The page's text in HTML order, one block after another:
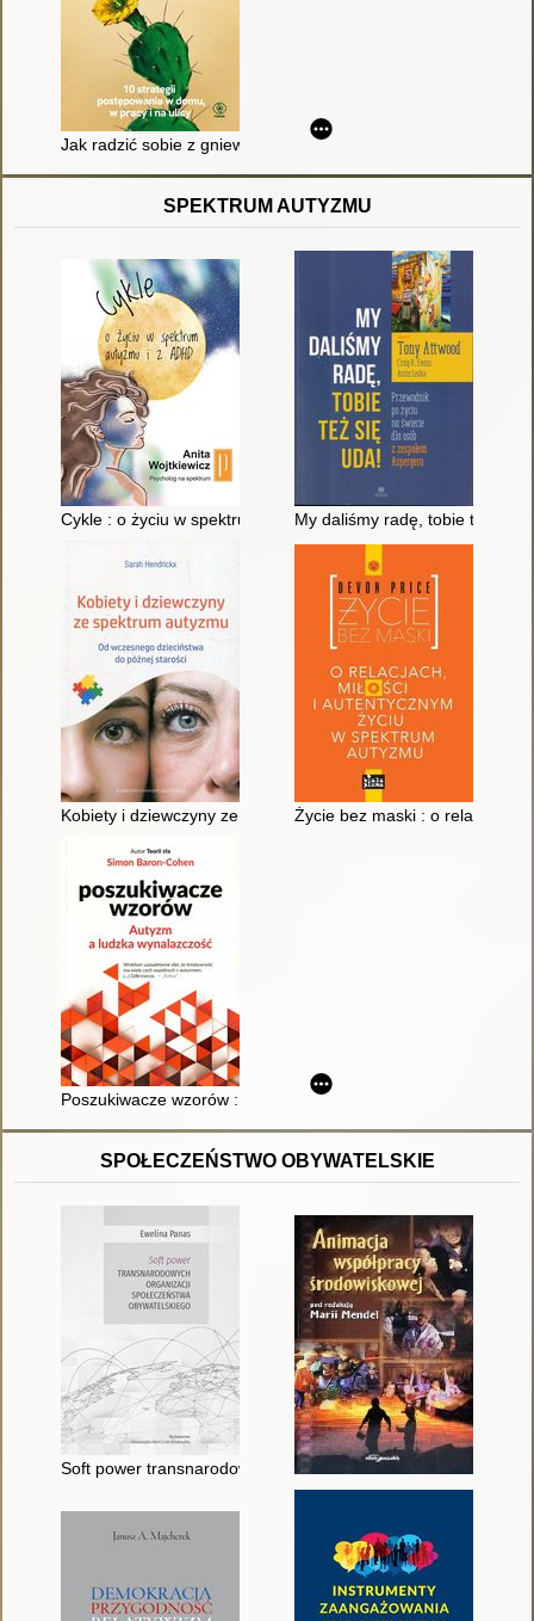
Jak radzić sobie z gniewem innych : 10 strategii
SPEKTRUM AUTYZMU
Cykle : o życiu w spektrum autyzmu i z ADHDMy daliśmy radę, tobie też się
Kobiety i dziewczyny ze spektrum autyzmu : od wczesnego
Życie bez maski : o relacjach,
Poszukiwacze wzorów : autyzm a ludzka wynalazczość
SPOŁECZEŃSTWO OBYWATELSKIE
Soft power transnarodowych organizacji społeczeństwa